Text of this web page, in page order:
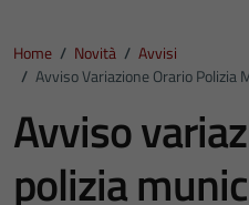
Home / Novità / Avvisi
/ Avviso Variazione Orario
Avviso
polizia